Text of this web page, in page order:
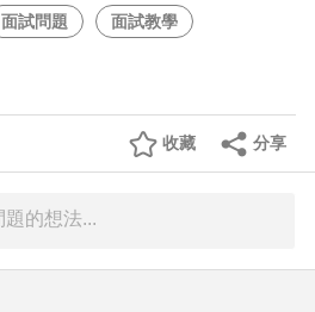
面試問題 面試教學
分享
收藏